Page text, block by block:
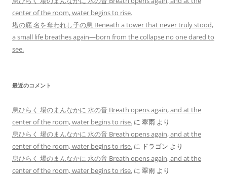
center of the room, water begins to rise.
塔の底 名を奪われし子の息 Beneath a tower that never truly stood,
a small life breathes again—born from the collapse no one dared to
see.
最近のコメント
息ひらく 場のまんなかに 水の音 Breath opens again, and at the
center of the room, water begins to rise. に 翠雨 より
息ひらく 場のまんなかに 水の音 Breath opens again, and at the
center of the room, water begins to rise. に ドラゴン より
息ひらく 場のまんなかに 水の音 Breath opens again, and at the
center of the room, water begins to rise. に 翠雨 より